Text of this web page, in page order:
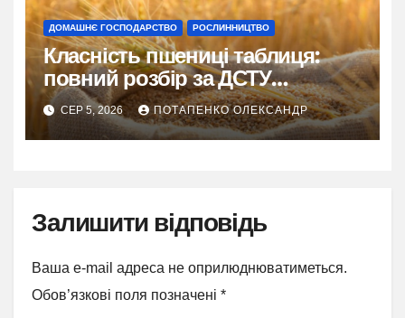
ДОМАШНЄ ГОСПОДАРСТВО РОСЛИННИЦТВО
Класність пшениці таблиця:
повний розбір за ДСТУ
3768:2019
СЕР 5, 2026 ПОТАПЕНКО ОЛЕКСАНДР
Залишити відповідь
Ваша e-mail адреса не оприлюднюватиметься.
Обов’язкові поля позначені *